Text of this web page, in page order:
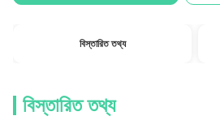
বিস্তারিত তথ্য
বিস্তারিত তথ্য